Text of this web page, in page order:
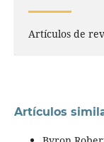
Artículos de
Artículos